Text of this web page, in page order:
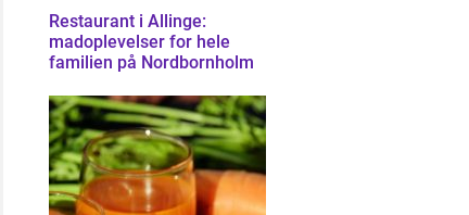
Restaurant i Allinge:
madoplevelser for hele
familien på Nordbornholm